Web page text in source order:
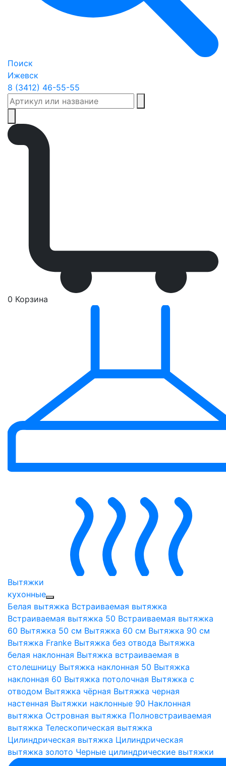
Поиск
Ижевск
8 (3412) 46-55-55
0 Корзина
Вытяжки
кухонные
Белая вытяжка Встраиваемая вытяжка
Встраиваемая вытяжка 50 Встраиваемая вытяжка
60 Вытяжка 50 см Вытяжка 60 см Вытяжка 90 см
Вытяжка Franke Вытяжка без отвода Вытяжка
белая наклонная Вытяжка встраиваемая в
столешницу Вытяжка наклонная 50 Вытяжка
наклонная 60 Вытяжка потолочная Вытяжка с
отводом Вытяжка чёрная Вытяжка черная
настенная Вытяжки наклонные 90 Наклонная
вытяжка Островная вытяжка Полновстраиваемая
вытяжка Телескопическая вытяжка
Цилиндрическая вытяжка Цилиндрическая
вытяжка золото Черные цилиндрические вытяжки